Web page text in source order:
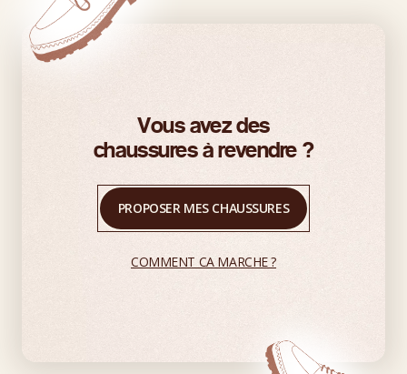
Vous avez des
chaussures à revendre ?
PROPOSER MES CHAUSSURES
COMMENT CA MARCHE ?